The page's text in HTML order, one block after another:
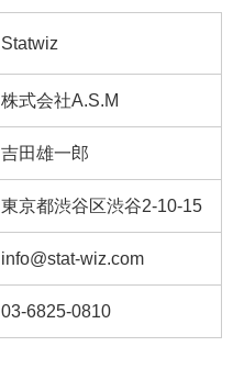
Statwiz
株式会社A.S.M
吉田雄一郎
東京都渋谷区渋谷2-10-15
info@stat-wiz.com
03-6825-0810